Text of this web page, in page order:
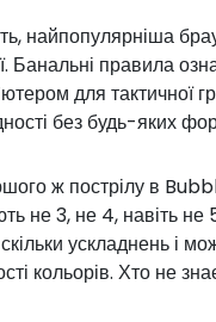
найпопулярніша
Банальні правила
для тактичної
без будь-яких
ж пострілу в
не 3, не 4, навіть не
ускладнень і
кольорів. Хто не